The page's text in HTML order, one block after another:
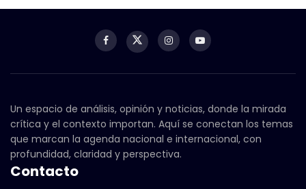
Un espacio de análisis, opinión y noticias, donde la mirada
crítica y el contexto importan. Aquí se conectan los temas
que marcan la agenda nacional e internacional, con
profundidad, claridad y perspectiva.
Contacto